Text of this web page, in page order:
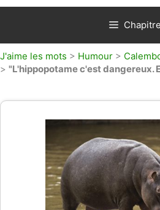
J'aime les mots > Humour >
> "L'hippopotame c'est dangereux.